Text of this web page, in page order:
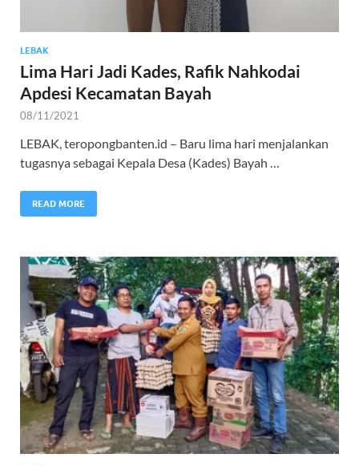
LEBAK
Lima Hari Jadi Kades, Rafik Nahkodai
Apdesi Kecamatan Bayah
08/11/2021
LEBAK, teropongbanten.id – Baru lima hari menjalankan
tugasnya sebagai Kepala Desa (Kades) Bayah …
READ MORE